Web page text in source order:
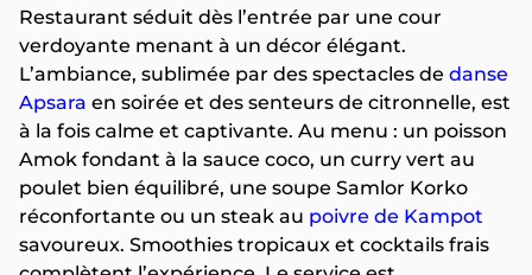
Restaurant séduit dès l’entrée par une cour
verdoyante menant à un décor élégant.
L’ambiance, sublimée par des spectacles de danse
Apsara en soirée et des senteurs de citronnelle, est
à la fois calme et captivante. Au menu : un poisson
Amok fondant à la sauce coco, un curry vert au
poulet bien équilibré, une soupe Samlor Korko
réconfortante ou un steak au poivre de Kampot
savoureux. Smoothies tropicaux et cocktails frais